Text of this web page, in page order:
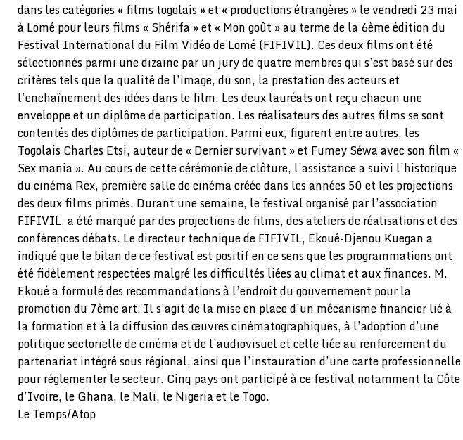
dans les catégories « films togolais » et « productions étrangères » le vendredi 23 mai
à Lomé pour leurs films « Shérifa » et « Mon goût » au terme de la 6ème édition du
Festival International du Film Vidéo de Lomé (FIFIVIL). Ces deux films ont été
sélectionnés parmi une dizaine par un jury de quatre membres qui s’est basé sur des
critères tels que la qualité de l’image, du son, la prestation des acteurs et
l’enchaînement des idées dans le film. Les deux lauréats ont reçu chacun une
enveloppe et un diplôme de participation. Les réalisateurs des autres films se sont
contentés des diplômes de participation. Parmi eux, figurent entre autres, les
Togolais Charles Etsi, auteur de « Dernier survivant » et Fumey Séwa avec son film «
Sex mania ». Au cours de cette cérémonie de clôture, l’assistance a suivi l’historique
du cinéma Rex, première salle de cinéma créée dans les années 50 et les projections
des deux films primés. Durant une semaine, le festival organisé par l’association
FIFIVIL, a été marqué par des projections de films, des ateliers de réalisations et des
conférences débats. Le directeur technique de FIFIVIL, Ekoué-Djenou Kuegan a
indiqué que le bilan de ce festival est positif en ce sens que les programmations ont
été fidèlement respectées malgré les difficultés liées au climat et aux finances. M.
Ekoué a formulé des recommandations à l’endroit du gouvernement pour la
promotion du 7ème art. Il s’agit de la mise en place d’un mécanisme financier lié à
la formation et à la diffusion des œuvres cinématographiques, à l’adoption d’une
politique sectorielle de cinéma et de l’audiovisuel et celle liée au renforcement du
partenariat intégré sous régional, ainsi que l’instauration d’une carte professionnelle
pour réglementer le secteur. Cinq pays ont participé à ce festival notamment la Côte
d’Ivoire, le Ghana, le Mali, le Nigeria et le Togo.
Le Temps/Atop